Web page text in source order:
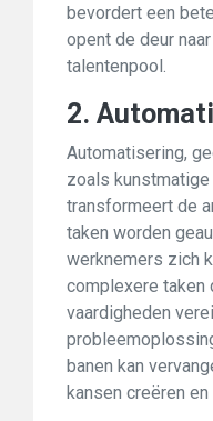
bevordert een
opent de deur
talentenpool.
2.
Automatisering,
zoals
transformeert de
taken worden
werknemers zich
complexere taken
vaardigheden
banen kan
kansen creëren